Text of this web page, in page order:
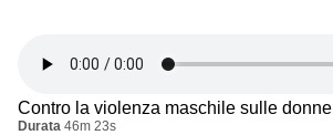
Contro la violenza maschile sulle donne
Durata 46m 23s